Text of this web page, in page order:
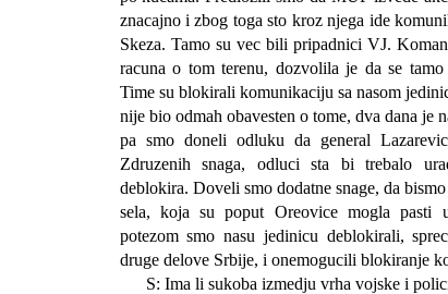
znacajno i zbog toga sto kroz njega ide
Skeza. Tamo su vec bili pripadnici VJ.
racuna o tom terenu, dozvolila je da se tamo
Time su blokirali komunikaciju sa nasom
nije bio odmah obavesten o tome, dva dana je
pa smo doneli odluku da general
Zdruzenih snaga, odluci sta bi trebalo
deblokira. Doveli smo dodatne snage, da
sela, koja su poput Oreovice mogla pasti
potezom smo nasu jedinicu deblokirali,
druge delove Srbije, i onemogucili blokiranje
S: Ima li sukoba izmedju vrha vojske i